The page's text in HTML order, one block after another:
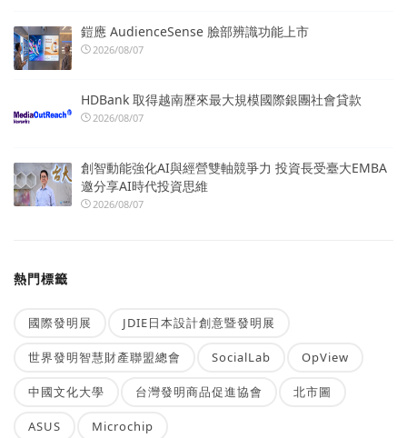
鎧應 AudienceSense 臉部辨識功能上市
2026/08/07
HDBank 取得越南歷來最大規模國際銀團社會貸款
2026/08/07
創智動能強化AI與經營雙軸競爭力 投資長受臺大EMBA
邀分享AI時代投資思維
2026/08/07
熱門標籤
國際發明展 JDIE日本設計創意暨發明展
世界發明智慧財產聯盟總會 SocialLab OpView
中國文化大學 台灣發明商品促進協會 北市圖
ASUS Microchip